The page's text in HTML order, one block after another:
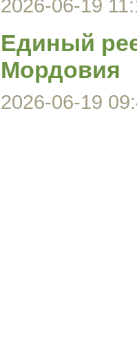
2026-06-19
Единый
Мордовия
2026-06-19